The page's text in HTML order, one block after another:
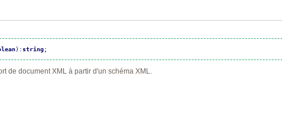
) :string;
de document XML à partir d'un schéma XML.